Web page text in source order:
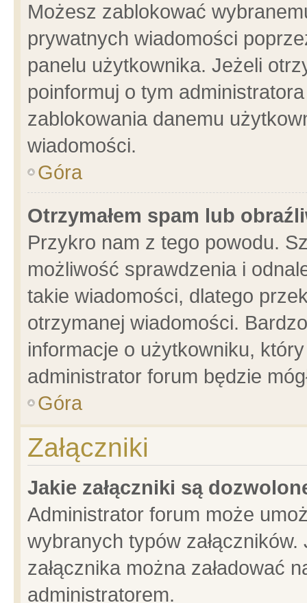
Możesz zablokować
prywatnych wiadomości
panelu użytkownika. Jeżeli
poinformuj o tym
zablokowania danemu
wiadomości.
Góra
Otrzymałem spam lub
Przykro nam z tego powodu.
możliwość sprawdzenia i
takie wiadomości, dlatego
otrzymanej wiadomości.
informacje o użytkowniku,
administrator forum będzie
Góra
Załączniki
Jakie załączniki są
Administrator forum może
wybranych typów
załącznika można załadować
administratorem.